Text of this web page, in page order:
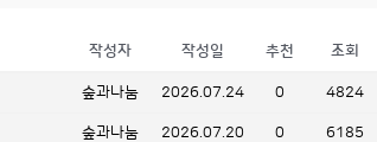
작성자 작성일 추천 조회
숲과나눔 2026.07.24 0 4824
숲과나눔 2026.07.20 0 6185